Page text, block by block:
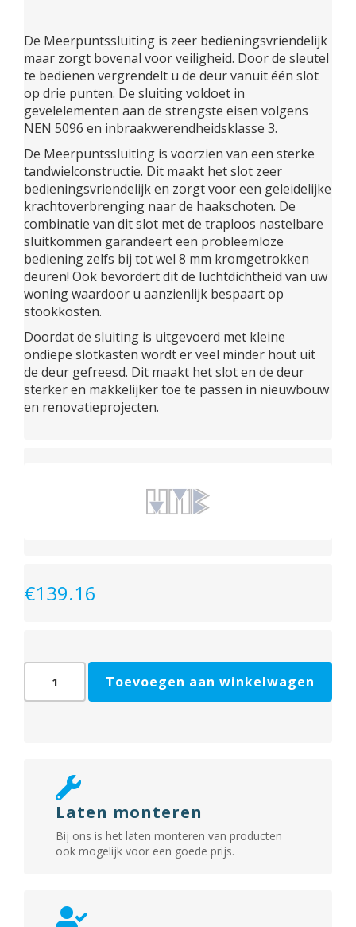
De Meerpuntssluiting is zeer bedieningsvriendelijk
maar zorgt bovenal voor veiligheid. Door de sleutel
te bedienen vergrendelt u de deur vanuit één slot
op drie punten. De sluiting voldoet in
gevelelementen aan de strengste eisen volgens
NEN 5096 en inbraakwerendheidsklasse 3.
De Meerpuntssluiting is voorzien van een sterke
tandwielconstructie. Dit maakt het slot zeer
bedieningsvriendelijk en zorgt voor een geleidelijke
krachtoverbrenging naar de haakschoten. De
combinatie van dit slot met de traploos nastelbare
sluitkommen garandeert een probleemloze
bediening zelfs bij tot wel 8 mm kromgetrokken
deuren! Ook bevordert dit de luchtdichtheid van uw
woning waardoor u aanzienlijk bespaart op
stookkosten.
Doordat de sluiting is uitgevoerd met kleine
ondiepe slotkasten wordt er veel minder hout uit
de deur gefreesd. Dit maakt het slot en de deur
sterker en makkelijker toe te passen in nieuwbouw
en renovatieprojecten.
€139.16
Meerpuntsluiting
cilinderbediend,
Dm55/Pc72
Toevoegen aan winkelwagen
Laten monteren
Bij ons is het laten monteren van producten
ook mogelijk voor een goede prijs.